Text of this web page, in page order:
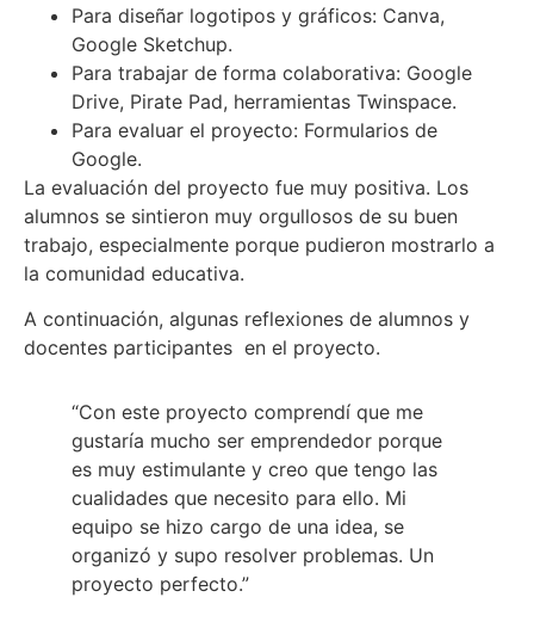
Para diseñar logotipos y gráficos: Canva,
Google Sketchup.
Para trabajar de forma colaborativa: Google
Drive, Pirate Pad, herramientas Twinspace.
Para evaluar el proyecto: Formularios de
Google.
La evaluación del proyecto fue muy positiva. Los
alumnos se sintieron muy orgullosos de su buen
trabajo, especialmente porque pudieron mostrarlo a
la comunidad educativa.
A continuación, algunas reflexiones de alumnos y
docentes participantes en el proyecto.
“Con este proyecto comprendí que me
gustaría mucho ser emprendedor porque
es muy estimulante y creo que tengo las
cualidades que necesito para ello. Mi
equipo se hizo cargo de una idea, se
organizó y supo resolver problemas. Un
proyecto perfecto.”